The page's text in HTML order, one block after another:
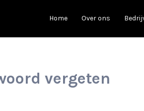
Home Over ons
vergeten